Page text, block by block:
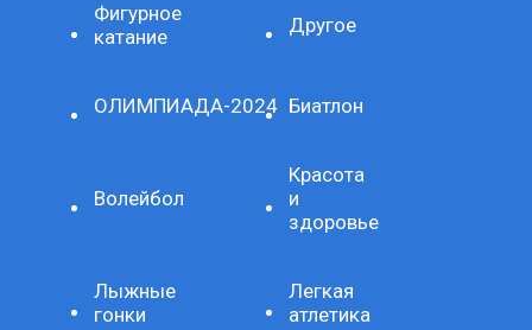
Фигурное
катание
Другое
ОЛИМПИАДА-2024 Биатлон
Волейбол
Красота
и
здоровье
Лыжные
гонки
Легкая
атлетика